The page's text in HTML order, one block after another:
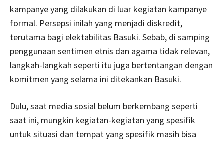
kampanye yang dilakukan di luar kegiatan kampanye
formal. Persepsi inilah yang menjadi diskredit,
terutama bagi elektabilitas Basuki. Sebab, di samping
penggunaan sentimen etnis dan agama tidak relevan,
langkah-langkah seperti itu juga bertentangan dengan
komitmen yang selama ini ditekankan Basuki.
Dulu, saat media sosial belum berkembang seperti
saat ini, mungkin kegiatan-kegiatan yang spesifik
untuk situasi dan tempat yang spesifik masih bisa